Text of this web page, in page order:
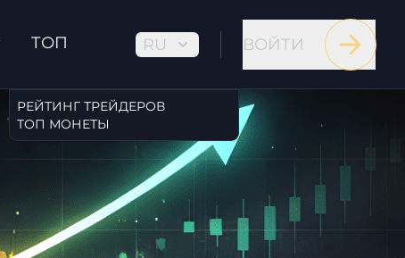
ТОП
РЕЙТИНГ ТРЕЙДЕРОВ
ТОП МОНЕТЫ
RU ВОЙТИ